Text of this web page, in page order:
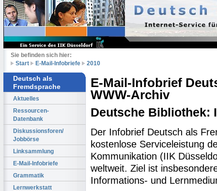
Sie befinden sich hier:
Start
E-Mail-Infobriefe 2010
Deutsch als
Fremdsprache
Aktuelles
Ressourcen-
Datenbank
Diskussionsforen/
Jobbörse
Linksammlung
E-Mail-Infobriefe
Grammatik
Lernwerkstatt
E-Mail-Infobrief
WWW-Archiv
Deutsche Bibliothek:
Der Infobrief Deutsch als
kostenlose Serviceleistung
Kommunikation (IIK
weltweit. Ziel ist
Informations- und